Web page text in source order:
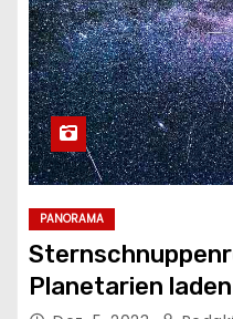
PANORAMA
Planetarien